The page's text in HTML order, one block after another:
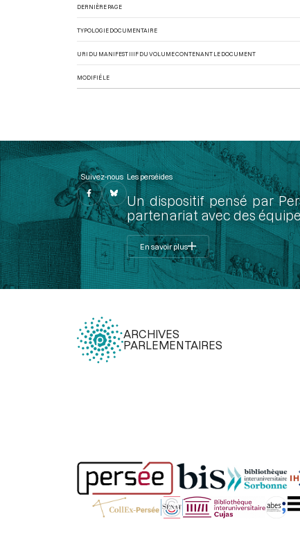
DERNIÈRE PAGE
TYPOLOGIE DOCUMENTAIRE
URI DU MANIFEST IIIF DU VOLUME CONTENANT LE DOCUMENT
MODIFIÉ LE
Suivez-nous Les perséides
Un dispositif pensé par
partenariat avec des
En savoir plus
ARCHIVES
PARLEMENTAIRES